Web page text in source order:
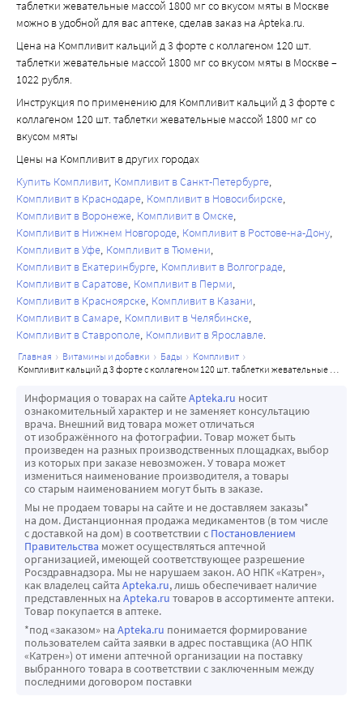
на стенках сосудов. Витамин К способствует транспорту
кальция из крови в костную ткань, таким образом снижая
риск кальциноза.
Коллаген - нитевидный белок, который составляет
основу нашей соединительной ткани. Коллаген I типа
является основным типом коллагеновых волокон
костной ткани и, кроме того, содержится в коже,
дентине, роговице и сосудах. В то время как содержание
минералов в основном определяет жесткость и
твердость костей, коллаген дополняет прочность
скелета, так как составляет основу для прикрепления
клеток и макромолекул, определяющих возможность
для отложения в кости кальция. Коллаген улучшает
костный метаболизм. Коллаген входит в состав связок и
хрящей, улучшает здоровье суставов. Коллаген
содержится в стенке сосудов, придает им эластичность,
помогает поддерживать форму артерий и других
кровеносных сосудов и, таким образом, снижает риск
атеросклероза (экспериментальные данные). В
дополнение к этому, косметические эффекты коллагена
включают повышение увлажненности и эластичности
кожи, уменьшение выраженности морщин, увеличение
количества и толщины истонченных волос у женщин,
снижение ломкости ногтей.
По данным научных исследований:
К наиболее распространенным патологическим
состояниям, связанным с дефицитом кальция, могут
быть отнесены остеопения (состояние, при котором
отмечается уменьшение минеральной плотности костей
(МПК) и массы костной ткани) и остеопороз,
сопряженные с повышенным риском переломов костей и
других травм опорно-двигательного аппарата.
В настоящее время есть работы, которые показывают,
что прием добавок кальция и витамина Д связан со
снижением изменений МПК и переломов. Ряд крупных
клинических исследований показали, что
таблетки жевательные массой 1800 мг со вкусом мяты в Москве
можно в удобной для вас аптеке, сделав заказ на Apteka.ru.
Цена на Компливит кальций д 3 форте с коллагеном 120 шт.
таблетки жевательные массой 1800 мг со вкусом мяты в Москве –
1022 рубля.
Инструкция по применению для Компливит кальций д 3 форте с
коллагеном 120 шт. таблетки жевательные массой 1800 мг со
вкусом мяты
Цены на Компливит в других городах
Купить Компливит Компливит в Санкт-Петербурге
Компливит в Краснодаре Компливит в Новосибирске
Компливит в Воронеже Компливит в Омске
Компливит в Нижнем Новгороде Компливит в Ростове-на-Дону
Компливит в Уфе Компливит в Тюмени
Компливит в Екатеринбурге Компливит в Волгограде
Компливит в Саратове Компливит в Перми
Компливит в Красноярске Компливит в Казани
Компливит в Самаре Компливит в Челябинске
Компливит в Ставрополе Компливит в Ярославле
главная витамины и добавки бады
компливит
компливит кальций д 3 форте с коллагеном 120 шт. таблетки жевательные массой 1800 мг со вкусом мяты
Информация о товарах на сайтеApteka.ru носит
ознакомительный характер и не заменяет консультацию
врача. Внешний вид товара может отличаться
от изображённого на фотографии. Товар может быть
произведен на разных производственных площадках, выбор
из которых при заказе невозможен. У товара может
измениться наименование производителя, а товары
со старым наименованием могут быть в заказе.
Мы не продаем товары на сайте и не доставляем заказы*
на дом. Дистанционная продажа медикаментов (в том числе
с доставкой на дом) в соответствии с Постановлением
Правительства может осуществляться аптечной
организацией, имеющей соответствующее разрешение
Росздравнадзора. Мы не нарушаем закон. АО НПК «Катрен»,
как владелец сайта Apteka.ru, лишь обеспечивает наличие
представленных на Apteka.ru товаров в ассортименте аптеки.
Товар покупается в аптеке.
*под «заказом» на Apteka.ru понимается формирование
пользователем сайта заявки в адрес поставщика (АО НПК
«Катрен») от имени аптечной организации на поставку
выбранного товара в соответствии с заключенным между
последними договором поставки